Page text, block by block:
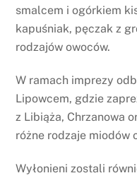
smalcem i ogórkiem
kapuśniak, pęczak z
rodzajów owoców.
W ramach imprezy
Lipowcem, gdzie
z Libiąża, Chrzanowa
różne rodzaje miodów
Wyłonieni zostali